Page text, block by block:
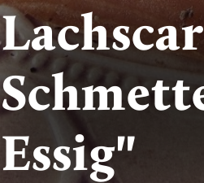
Essig"